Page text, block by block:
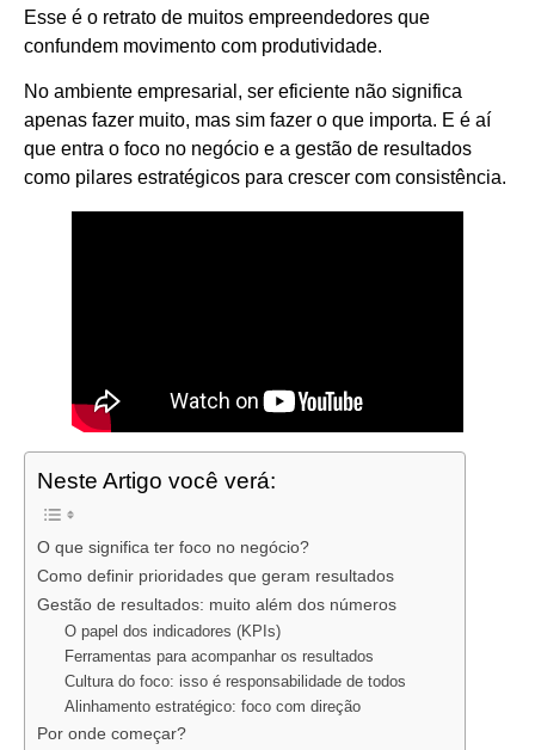
Esse é o retrato de muitos empreendedores que
confundem movimento com produtividade.
No ambiente empresarial, ser eficiente não significa
apenas fazer muito, mas sim fazer o que importa. E é aí
que entra o foco no negócio e a gestão de resultados
como pilares estratégicos para crescer com consistência.
Neste Artigo você verá:
O que significa ter foco no negócio?
Como definir prioridades que geram resultados
Gestão de resultados: muito além dos números
O papel dos indicadores (KPIs)
Ferramentas para acompanhar os resultados
Cultura do foco: isso é responsabilidade de todos
Alinhamento estratégico: foco com direção
Por onde começar?